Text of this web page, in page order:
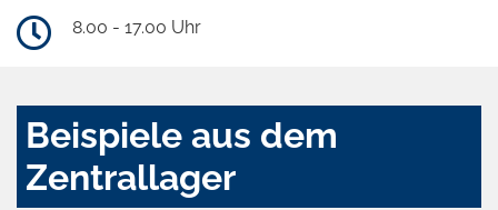
8.00 - 17.00 Uhr
Beispiele aus dem
Zentrallager